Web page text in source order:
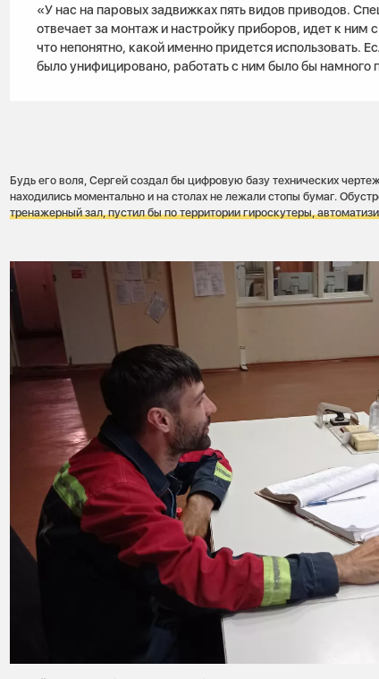
«У нас на паровых задвижках пять видов приводов.
отвечает за монтаж и настройку приборов, идет к ним
что непонятно, какой именно придется использовать.
было унифицировано, работать с ним было бы намного
Будь его воля, Сергей создал бы цифровую базу технических
находились моментально и на столах не лежали стопы бумаг.
тренажерный зал, пустил бы по территории гироскутеры,